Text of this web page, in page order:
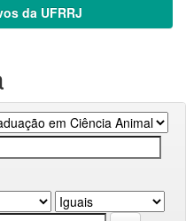
da UFRRJ